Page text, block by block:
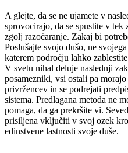
A glejte, da se ne ujamete v
sprovocirajo, da se spustite v
zgolj razočaranje. Zakaj bi
Poslušajte svojo dušo, ne
katerem področju lahko
V svetu nihal deluje naslednji
posamezniki, vsi ostali pa
privržencev in se podrejati
sistema. Predlagana metoda ne
pomaga, da ga prekršite vi.
prisiljena vključiti v svoj ozek
edinstvene lastnosti svoje duše.